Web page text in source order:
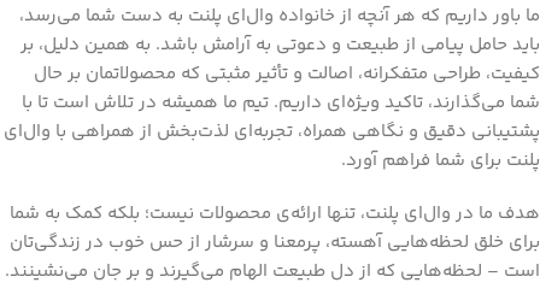
ما باور داریم که هر آنچه از خانواده وال‌ای پلنت به دست شما می‌رسد،
باید حامل پیامی از طبیعت و دعوتی به آرامش باشد. به همین دلیل، بر
کیفیت، طراحی متفکرانه، اصالت و تأثیر مثبتی که محصولاتمان بر حال
شما می‌گذارند، تاکید ویژه‌ای داریم. تیم ما همیشه در تلاش است تا با
پشتیبانی دقیق و نگاهی همراه، تجربه‌ای لذت‌بخش از همراهی با وال‌ای
پلنت برای شما فراهم آورد.
هدف ما در وال‌ای پلنت، تنها ارائه‌ی محصولات نیست؛ بلکه کمک به شما
برای خلق لحظه‌هایی آهسته، پرمعنا و سرشار از حس خوب در زندگی‌تان
است – لحظه‌هایی که از دل طبیعت الهام می‌گیرند و بر جان می‌نشینند.